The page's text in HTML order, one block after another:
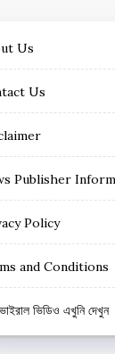
Us
Us
Publisher
Policy
and Conditions
ভিডিও এখুনি দেখুন